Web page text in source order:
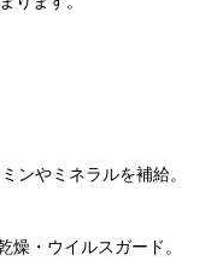
ンやミネラルを補給。
燥・ウイルスガード。